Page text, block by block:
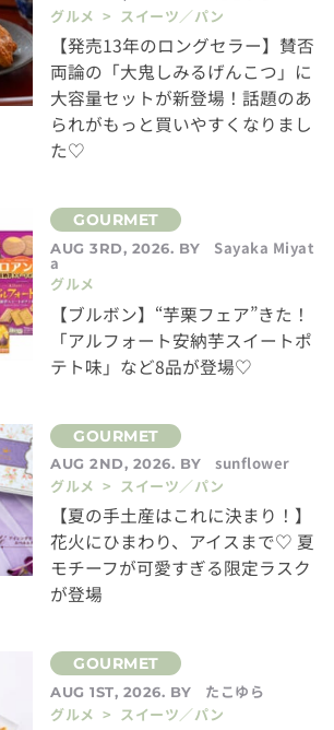
グルメ > スイーツ／パン
【発売13年のロングセラー】賛否
両論の「大鬼しみるげんこつ」に
大容量セットが新登場！話題のあ
られがもっと買いやすくなりまし
た♡
AUG 3RD, 2026. BY Sayaka Miyat
a
グルメ
【ブルボン】“芋栗フェア”きた！
「アルフォート安納芋スイートポ
テト味」など8品が登場♡
AUG 2ND, 2026. BY
sunflower
グルメ > スイーツ／パン
【夏の手土産はこれに決まり！】
花火にひまわり、アイスまで♡ 夏
モチーフが可愛すぎる限定ラスク
が登場
AUG 1ST, 2026. BY
たこゆら
グルメ > スイーツ／パン